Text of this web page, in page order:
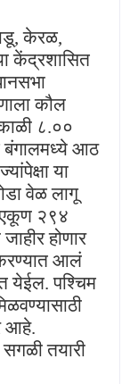
,केरळ,
केंद्रशासित
कौल
८.००
बंगालमध्ये आठ
या
वेळ लागू
एकूण २९४
होणार
आलं
येईल. पश्चिम
आहे.
तयारी